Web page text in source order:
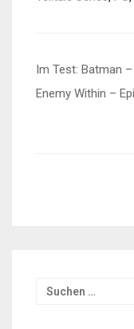
Im Test: Batman
Enemy Within –
Suchen